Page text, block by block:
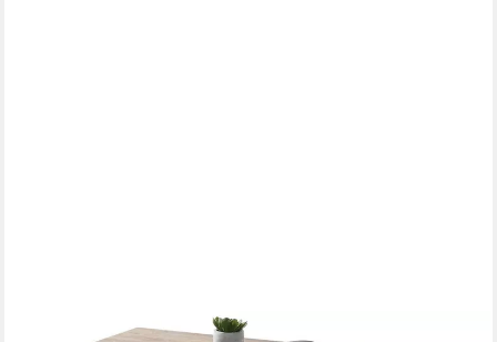
BEGA CONSULT